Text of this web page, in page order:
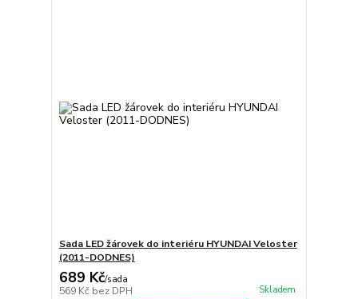
Sada LED žárovek do interiéru HYUNDAI Veloster
(2011-DODNES)
689 Kč/sada
569 Kč bez DPH Skladem